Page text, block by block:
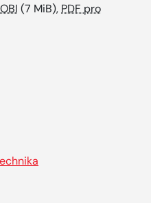
(7 MiB), PDF pro